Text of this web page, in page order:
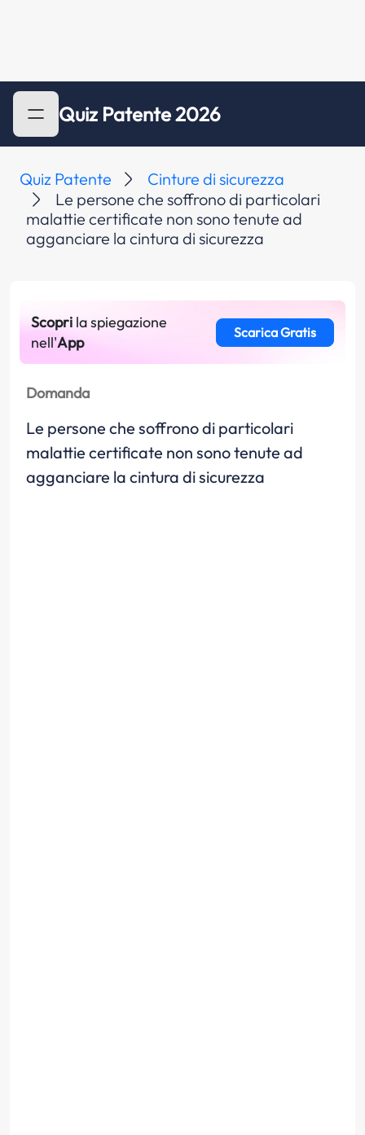
Quiz Patente 2026
Quiz Patente
Cinture di sicurezza
Le persone che soffrono di particolari
malattie certificate non sono tenute ad
agganciare la cintura di sicurezza
Scopri la spiegazione
nell'App
Scarica Gratis
Domanda
Le persone che soffrono di particolari
malattie certificate non sono tenute ad
agganciare la cintura di sicurezza